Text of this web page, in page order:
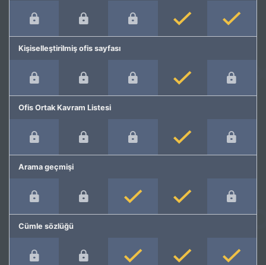
Kişiselleştirilmiş ofis sayfası
Ofis Ortak Kavram Listesi
Arama geçmişi
Cümle sözlüğü